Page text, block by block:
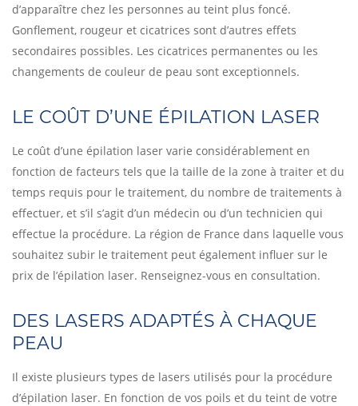
d’apparaître chez les personnes au teint plus foncé.
Gonflement, rougeur et cicatrices sont d’autres effets
secondaires possibles. Les cicatrices permanentes ou les
changements de couleur de peau sont exceptionnels.
LE COÛT D’UNE ÉPILATION LASER
Le coût d’une épilation laser varie considérablement en
fonction de facteurs tels que la taille de la zone à traiter et du
temps requis pour le traitement, du nombre de traitements à
effectuer, et s’il s’agit d’un médecin ou d’un technicien qui
effectue la procédure. La région de France dans laquelle vous
souhaitez subir le traitement peut également influer sur le
prix de l’épilation laser. Renseignez-vous en consultation.
DES LASERS ADAPTÉS À CHAQUE
PEAU
Il existe plusieurs types de lasers utilisés pour la procédure
d’épilation laser. En fonction de vos poils et du teint de votre